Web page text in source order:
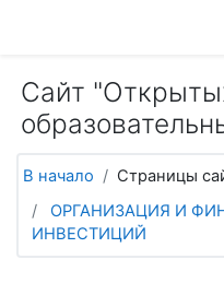
Сайт
В начало
Страницы
ОРГАНИЗАЦИЯ И
ИНВЕСТИЦИЙ